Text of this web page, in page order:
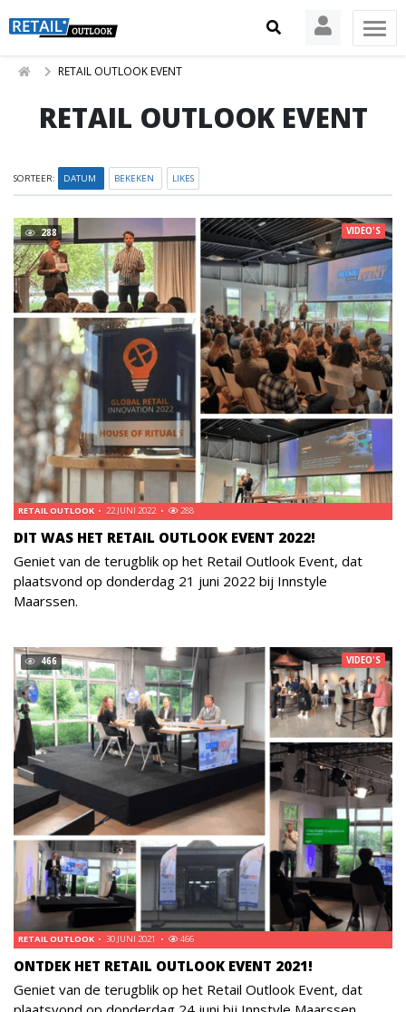
RETAIL OUTLOOK EVENT
RETAIL OUTLOOK EVENT
SORTEER: DATUM BEKEKEN LIKES
288
DIT WAS HET RETAIL OUTLOOK EVENT 2022!
RETAIL OUTLOOK 22 JUNI 2022 288
VIDEO'S
Geniet van de terugblik op het Retail Outlook Event, dat
plaatsvond op donderdag 21 juni 2022 bij Innstyle
Maarssen.
466
ONTDEK HET RETAIL OUTLOOK EVENT 2021!
RETAIL OUTLOOK 30 JUNI 2021 466
VIDEO'S
Geniet van de terugblik op het Retail Outlook Event, dat